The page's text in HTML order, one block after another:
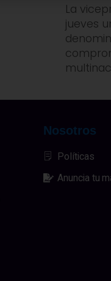
La
jueves
Nosotros
Políticas
Anuncia tu